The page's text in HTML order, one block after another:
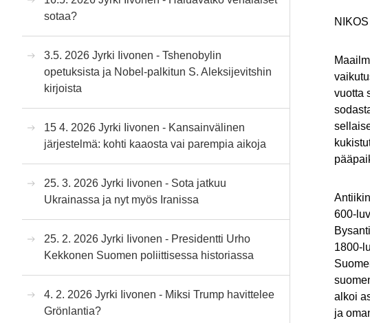
vuotta
600-
1800-
alkoi
ja
sotaa?
3.5. 2026 Jyrki Iivonen - Tshenobylin
opetuksista ja Nobel-palkitun S. Aleksijevitshin
kirjoista
15 4. 2026 Jyrki Iivonen - Kansainvälinen
järjestelmä: kohti kaaosta vai parempia aikoja
25. 3. 2026 Jyrki Iivonen - Sota jatkuu
Ukrainassa ja nyt myös Iranissa
25. 2. 2026 Jyrki Iivonen - Presidentti Urho
Kekkonen Suomen poliittisessa historiassa
4. 2. 2026 Jyrki Iivonen - Miksi Trump havittelee
Grönlantia?